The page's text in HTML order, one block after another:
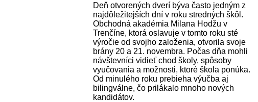
Deň otvorených dverí býva často jedným z
najdôležitejších dní v roku stredných škôl.
Obchodná akadémia Milana Hodžu v
Trenčíne, ktorá oslavuje v tomto roku sté
výročie od svojho založenia, otvorila svoje
brány 20 a 21. novembra. Počas dňa mohli
návštevníci vidieť chod školy, spôsoby
vyučovania a možnosti, ktoré škola ponúka.
Od minulého roku prebieha výučba aj
bilingválne, čo prilákalo mnoho nových
kandidátov.